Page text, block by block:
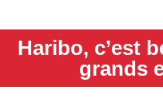
Haribo, c’est
grands